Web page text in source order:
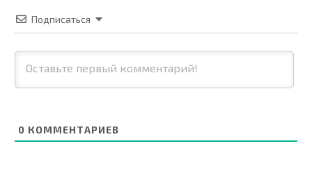
Подписаться
0 КОММЕНТАРИЕВ